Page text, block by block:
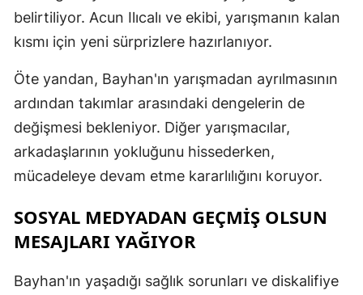
belirtiliyor. Acun Ilıcalı ve ekibi, yarışmanın kalan
kısmı için yeni sürprizlere hazırlanıyor.
Öte yandan, Bayhan'ın yarışmadan ayrılmasının
ardından takımlar arasındaki dengelerin de
değişmesi bekleniyor. Diğer yarışmacılar,
arkadaşlarının yokluğunu hissederken,
mücadeleye devam etme kararlılığını koruyor.
SOSYAL MEDYADAN GEÇMIŞ OLSUN
MESAJLARI YAĞIYOR
Bayhan'ın yaşadığı sağlık sorunları ve diskalifiye